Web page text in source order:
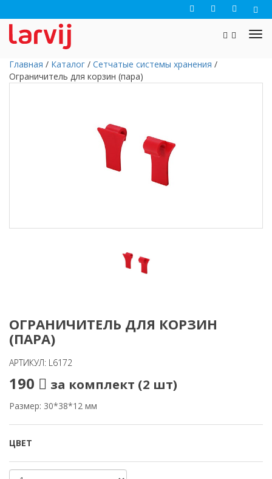
Главная / Каталог / Сетчатые системы хранения /
Ограничитель для корзин (пара)
ОГРАНИЧИТЕЛЬ ДЛЯ КОРЗИН
(ПАРА)
АРТИКУЛ: L6172
190 за комплект (2 шт)
Размер: 30*38*12 мм
ЦВЕТ